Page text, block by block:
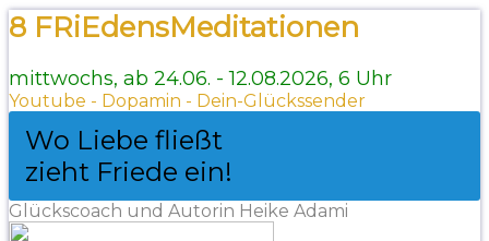
8 FRiEdensMeditationen
mittwochs, ab 24.06. - 12.08.2026, 6 Uhr
Youtube - Dopamin - Dein-Glückssender
Wo Liebe fließt
zieht Friede ein!
Glückscoach und Autorin Heike Adami